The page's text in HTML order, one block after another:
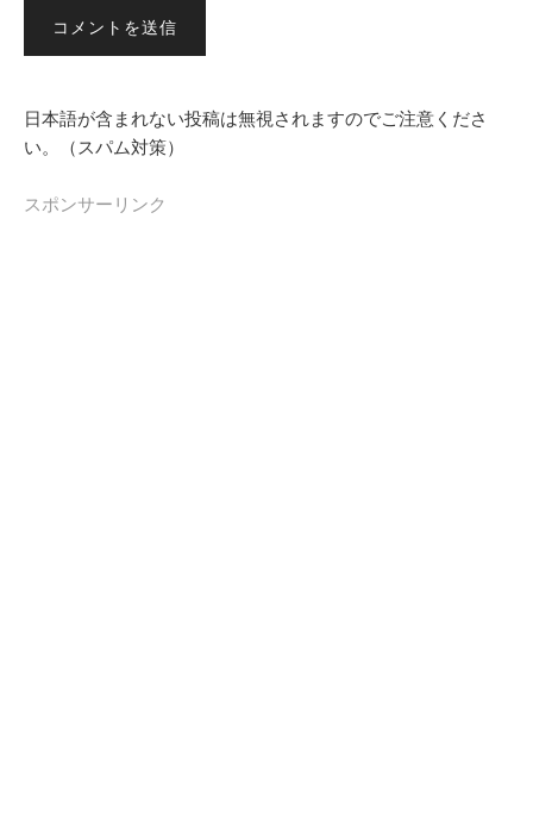
日本語が含まれない投稿は無視されますのでご注意くださ
い。（スパム対策）
スポンサーリンク